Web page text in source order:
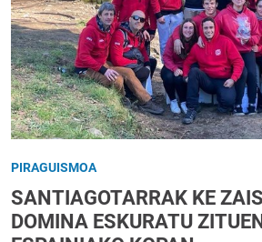
PIRAGUISMOA
SANTIAGOTARRAK KE
DOMINA ESKURATU